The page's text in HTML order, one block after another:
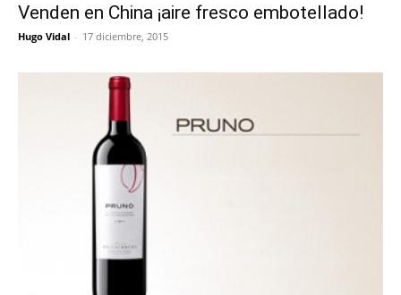
Venden en China ¡aire fresco embotellado!
Hugo Vidal - 17 diciembre, 2015